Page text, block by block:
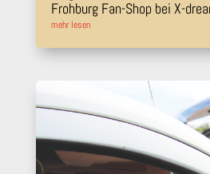
Frohburg Fan-Shop bei X-
mehr lesen